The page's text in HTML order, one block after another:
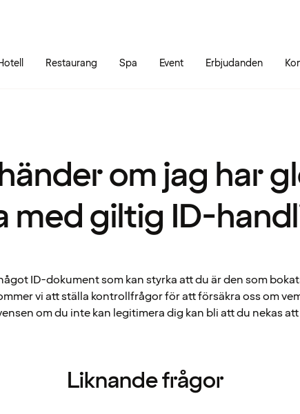
Restaurang Spa Event Erbjudanden
om jag har
med giltig ID-
ID-dokument som kan styrka att du är den som
vi att ställa kontrollfrågor för att försäkra oss om
om du inte kan legitimera dig kan bli att du nekas
Liknande frågor